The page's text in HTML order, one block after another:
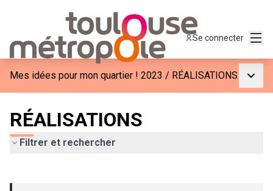
Se connecter
Mes idées pour mon quartier ! 2023 / RÉALISATIONS
RÉALISATIONS
Filtrer et rechercher